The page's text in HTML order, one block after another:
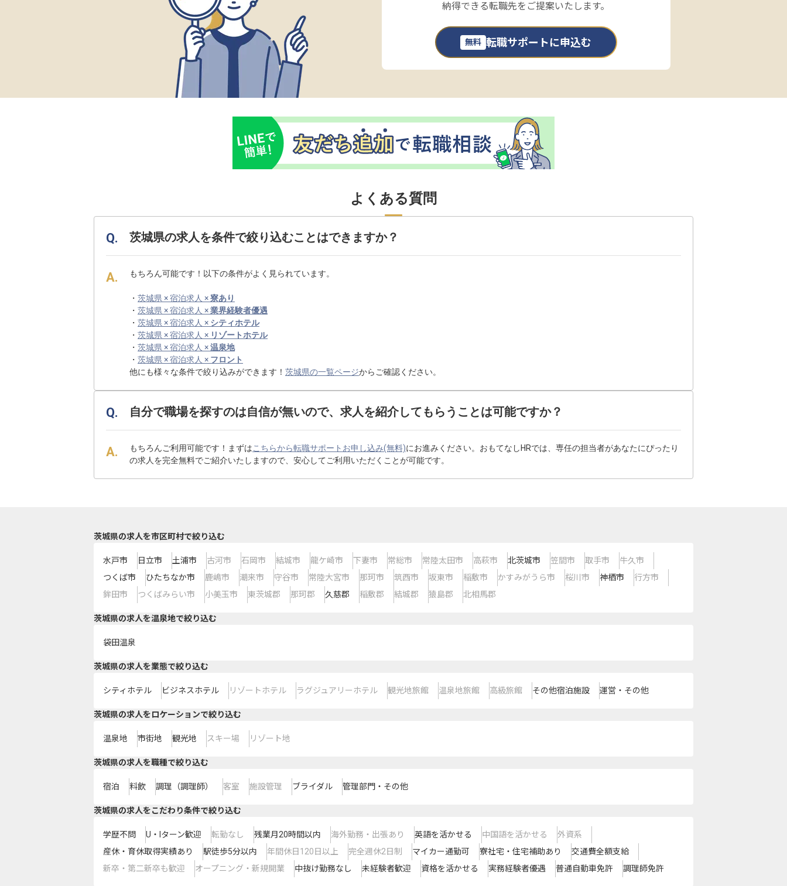
納得できる転職先をご提案いたします。
無料 転職サポートに申込む
よくある質問
茨城県の求人を条件で絞り込むことはできますか？
もちろん可能です！以下の条件がよく見られています。
・ 茨城県 × 宿泊求人 ×寮あり
・ 茨城県 × 宿泊求人 ×業界経験者優遇
・ 茨城県 × 宿泊求人 × シティホテル
・ 茨城県 × 宿泊求人 × リゾートホテル
・ 茨城県 × 宿泊求人 ×温泉地
・ 茨城県 × 宿泊求人 × フロント
他にも様々な条件で絞り込みができます！ 茨城県の一覧ページからご確認ください。
自分で職場を探すのは自信が無いので、求人を紹介してもらうことは可能ですか？
もちろんご利用可能です！まずはこちらから転職サポートお申し込み(無料)にお進みください。おもてなしHRでは、専任の担当者があなたにぴったり
の求人を完全無料でご紹介いたしますので、安心してご利用いただくことが可能です。
茨城県の求人を市区町村で絞り込む
水戸市 日立市 土浦市 古河市 石岡市 結城市 龍ケ崎市 下妻市 常総市 常陸太田市 高萩市 北茨城市 笠間市 取手市
牛久市
つくば市
ひたちなか市 鹿嶋市 潮来市 守谷市 常陸大宮市 那珂市 筑西市 坂東市 稲敷市 かすみがうら市 桜川市 神栖市
行方市
鉾田市
つくばみらい市 小美玉市 東茨城郡 那珂郡 久慈郡 稲敷郡 結城郡 猿島郡 北相馬郡
茨城県の求人を温泉地で絞り込む
袋田温泉
茨城県の求人を業態で絞り込む
シティホテル ビジネスホテル リゾートホテル ラグジュアリーホテル 観光地旅館 温泉地旅館 高級旅館 その他宿泊施設 運営・その他
茨城県の求人をロケーションで絞り込む
温泉地 市街地 観光地 スキー場 リゾート地
茨城県の求人を職種で絞り込む
宿泊 料飲 調理（調理師） 客室 施設管理 ブライダル 管理部門・その他
茨城県の求人をこだわり条件で絞り込む
学歴不問 U・Iターン歓迎 転勤なし 残業月20時間以内 海外勤務・出張あり 英語を活かせる 中国語を活かせる
外資系
産休・育休取得実績あり
駅徒歩5分以内 年間休日120日以上 完全週休2日制 マイカー通勤可 寮社宅・住宅補助あり
交通費全額支給
新卒・第二新卒も歓迎
オープニング・新規開業 中抜け勤務なし 未経験者歓迎 資格を活かせる 実務経験者優遇 普通自動車免許 調理師免許